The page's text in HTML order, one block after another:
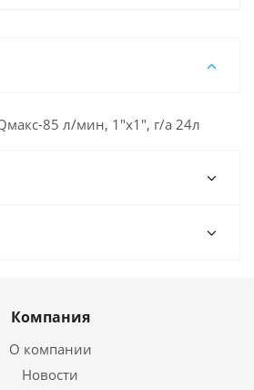
85 л/мин, 1"х1", г/а 24л
Компания
О компании
Новости